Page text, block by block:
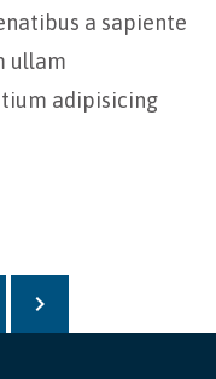
a sapiente
ullam
adipisicing
keyboard_arrow_right